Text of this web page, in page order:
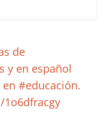
de
y en español
#educación.